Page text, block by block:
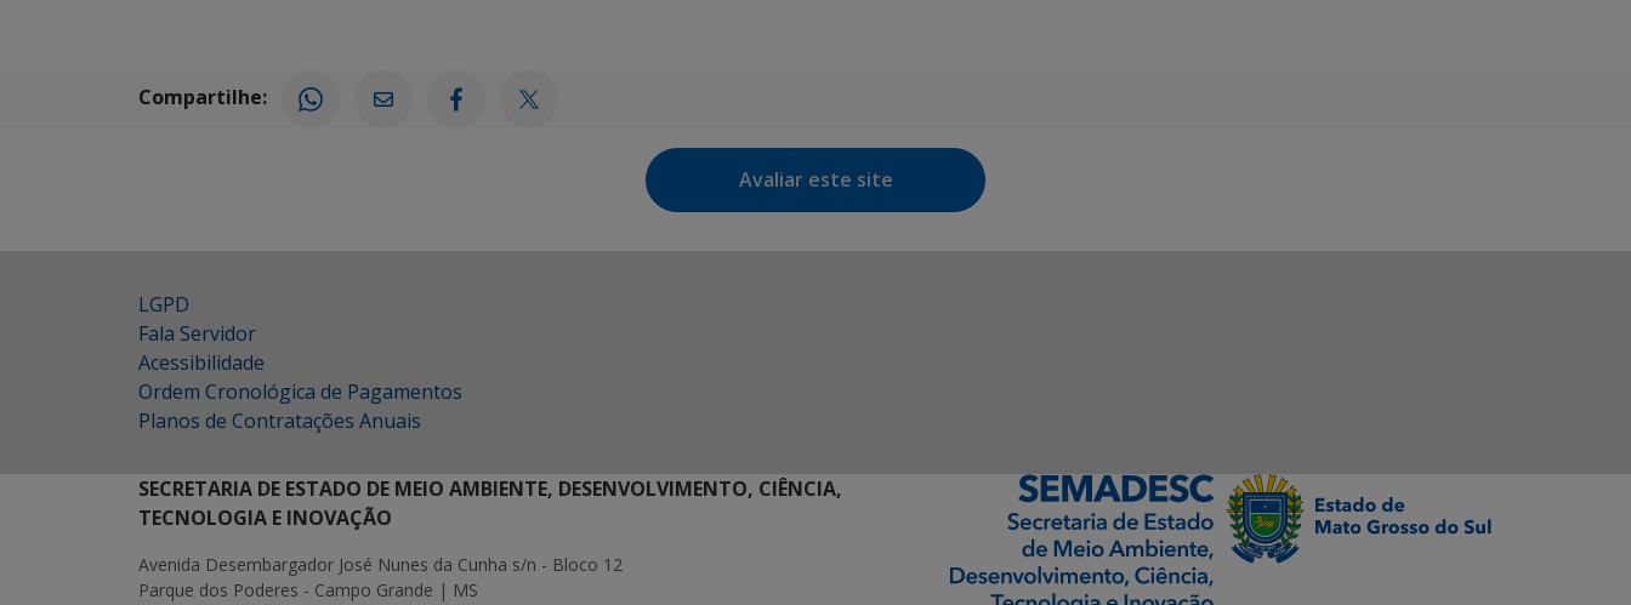
Compartilhe:
Avaliar este site
LGPD
Fala Servidor
Acessibilidade
Ordem Cronológica de Pagamentos
Planos de Contratações Anuais
SECRETARIA DE ESTADO DE MEIO AMBIENTE, DESENVOLVIMENTO, CIÊNCIA,
TECNOLOGIA E INOVAÇÃO
Avenida Desembargador José Nunes da Cunha s/n - Bloco 12
Parque dos Poderes - Campo Grande | MS